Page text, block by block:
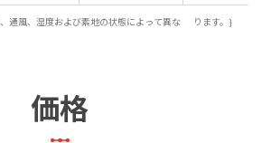
通風、湿度および素地の状態によって異な ります。}
価格